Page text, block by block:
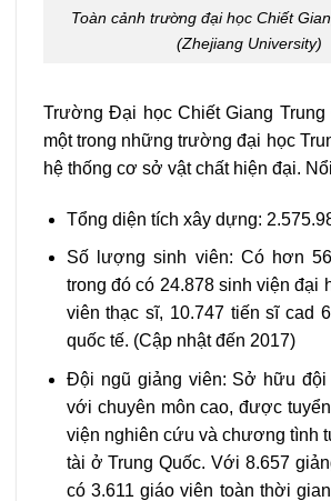
Toàn cảnh trường đại học Chiết
(Zhejiang University)
Trường Đại học Chiết Giang Trung
một trong những trường đại học
hệ thống cơ sở vật chất hiện đại.
Tổng diện tích xây dựng:
Số lượng sinh viên: Có hơn
trong đó có 24.878 sinh viện đại
viên thạc sĩ, 10.747 tiến sĩ cad
quốc tế. (Cập nhật đến 2017)
Đội ngũ giảng viên: Sở hữu đội
với chuyên môn cao, được
viện nghiên cứu và chương tình
tài ở Trung Quốc. Với 8.657
có 3.611 giáo viên toàn thời